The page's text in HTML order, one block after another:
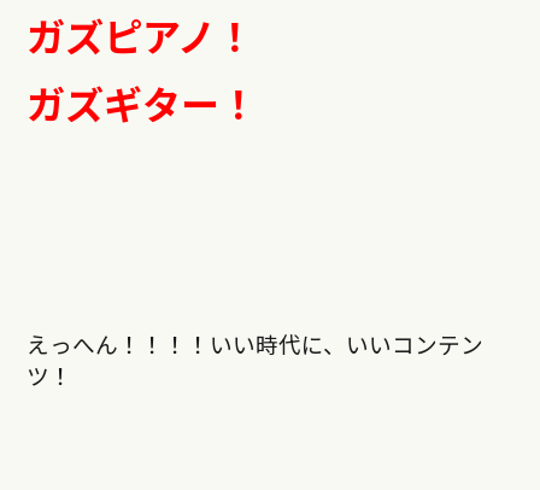
ガズピアノ！
ガズギター！
えっへん！！！！いい時代に、いいコンテン
ツ！